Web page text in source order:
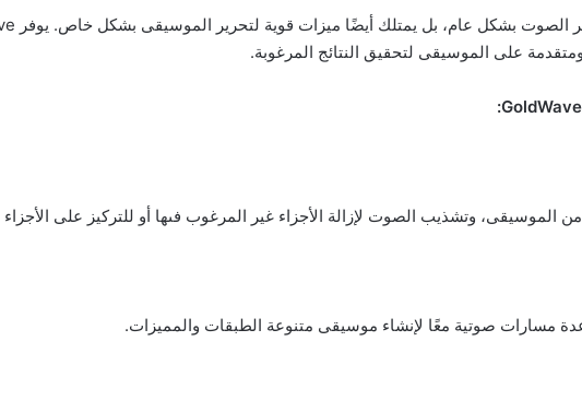
على الموسيقى لتحقيق النتائج المرغوبة.
وتشذيب الصوت لإزالة الأجزاء غير المرغوب فىها أو للتركيز على الأجزاء